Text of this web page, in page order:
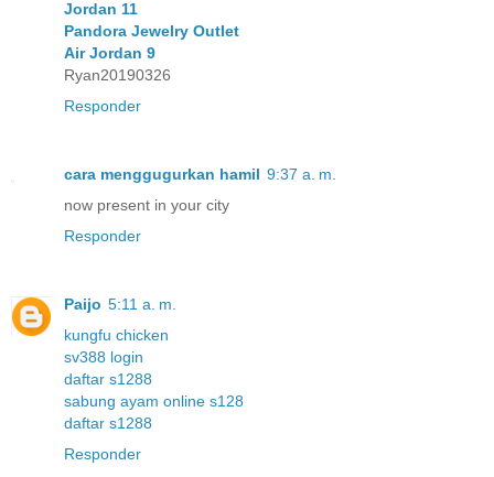
Jordan 11
Pandora Jewelry Outlet
Air Jordan 9
Ryan20190326
Responder
cara menggugurkan hamil 9:37 a. m.
now present in your city
Responder
Paijo 5:11 a. m.
kungfu chicken
sv388 login
daftar s1288
sabung ayam online s128
daftar s1288
Responder